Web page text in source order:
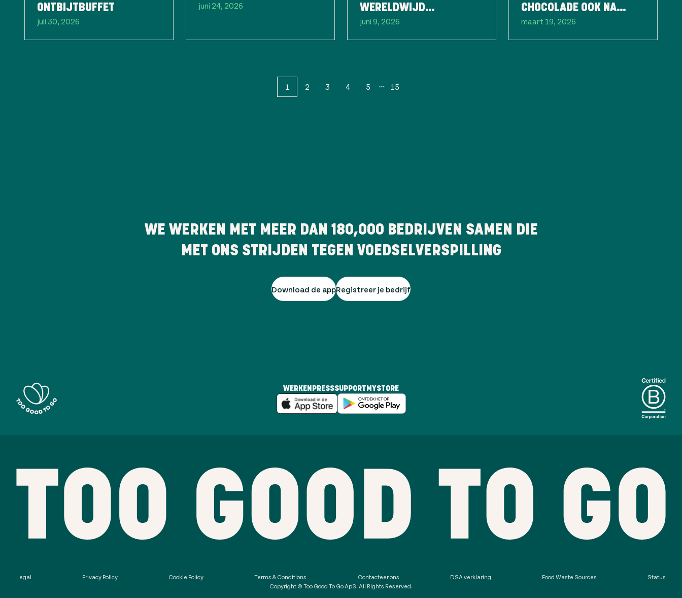
ONTBIJTBUFFET
juli 30, 2026
juni 24, 2026
WERELDWIJD
RECORDJAAR
juni 9, 2026
CHOCOLADE OOK NA
PASEN NOG LANG LEKKER
maart 19, 2026
1 2 3 4 5 15
WE WERKEN MET MEER DAN 180,000 BEDRIJVEN SAMEN DIE
MET ONS STRIJDEN TEGEN VOEDSELVERSPILLING
Download de appRegistreer je bedrijf
WERKEN PRESSSUPPORT MYSTORE
Legal Privacy Policy Cookie Policy Terms & Conditions Contacteer ons DSA verklaring Food Waste Sources
Status
Copyright © Too Good To Go ApS. All Rights Reserved.